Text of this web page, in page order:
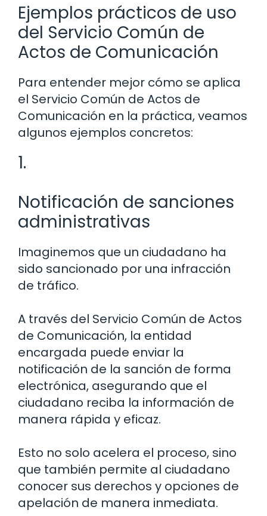
Ejemplos prácticos de uso
del Servicio Común de
Actos de Comunicación
Para entender mejor cómo se aplica
el Servicio Común de Actos de
Comunicación en la práctica, veamos
algunos ejemplos concretos:
1.
Notificación de sanciones
administrativas
Imaginemos que un ciudadano ha
sido sancionado por una infracción
de tráfico.
A través del Servicio Común de Actos
de Comunicación, la entidad
encargada puede enviar la
notificación de la sanción de forma
electrónica, asegurando que el
ciudadano reciba la información de
manera rápida y eficaz.
Esto no solo acelera el proceso, sino
que también permite al ciudadano
conocer sus derechos y opciones de
apelación de manera inmediata.